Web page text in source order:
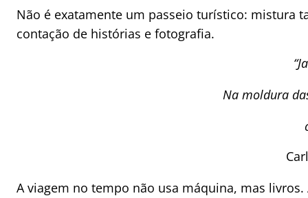
Não é exatamente um passeio turístico: mistura
contação de histórias e fotografia.
Na moldura
A viagem no tempo não usa máquina, mas livros.